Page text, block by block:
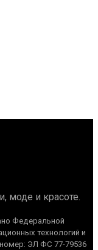
моде и красоте.
Федеральной
технологий и
ЭЛ ФС 77-79536